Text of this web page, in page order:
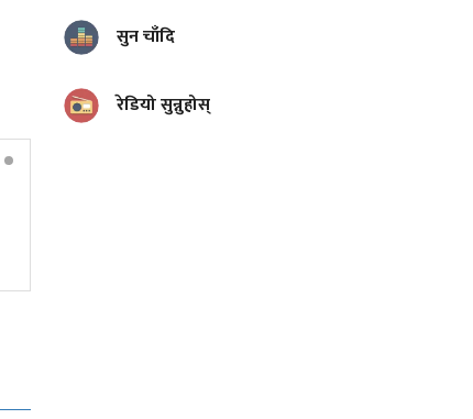
सुन चाँदि
रेडियो सुन्नुहोस्